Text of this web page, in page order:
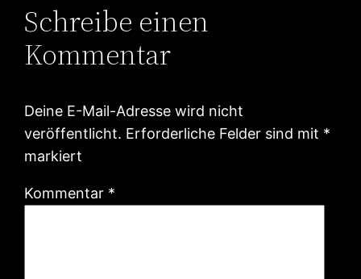
Schreibe einen
Kommentar
Deine E-Mail-Adresse wird nicht
veröffentlicht. Erforderliche Felder sind mit *
markiert
Kommentar *